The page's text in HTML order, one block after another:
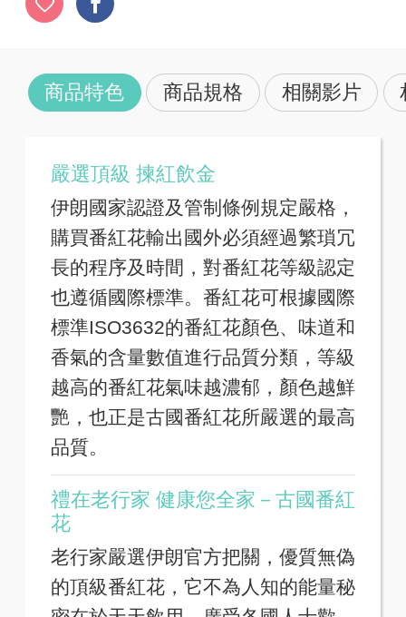
商品特色 商品規格 相關影片
嚴選頂級 揀紅飲金
伊朗國家認證及管制條例規定嚴格，
購買番紅花輸出國外必須經過繁瑣冗
長的程序及時間，對番紅花等級認定
也遵循國際標準。番紅花可根據國際
標準ISO3632的番紅花顏色、味道和
香氣的含量數值進行品質分類，等級
越高的番紅花氣味越濃郁，顏色越鮮
艷，也正是古國番紅花所嚴選的最高
品質。
禮在老行家 健康您全家－古國番紅
花
老行家嚴選伊朗官方把關，優質無偽
的頂級番紅花，它不為人知的能量秘